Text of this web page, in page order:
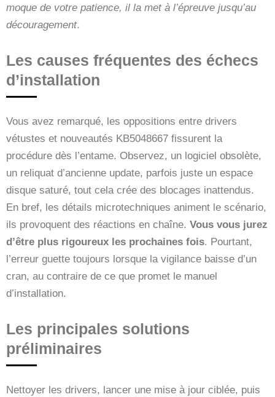
moque de votre patience, il la met à l’épreuve jusqu’au
découragement.
Les causes fréquentes des échecs
d’installation
Vous avez remarqué, les oppositions entre drivers
vétustes et nouveautés KB5048667 fissurent la
procédure dès l’entame. Observez, un logiciel obsolète,
un reliquat d’ancienne update, parfois juste un espace
disque saturé, tout cela crée des blocages inattendus.
En bref, les détails microtechniques animent le scénario,
ils provoquent des réactions en chaîne. Vous vous jurez
d’être plus rigoureux les prochaines fois. Pourtant,
l’erreur guette toujours lorsque la vigilance baisse d’un
cran, au contraire de ce que promet le manuel
d’installation.
Les principales solutions
préliminaires
Nettoyer les drivers, lancer une mise à jour ciblée, puis